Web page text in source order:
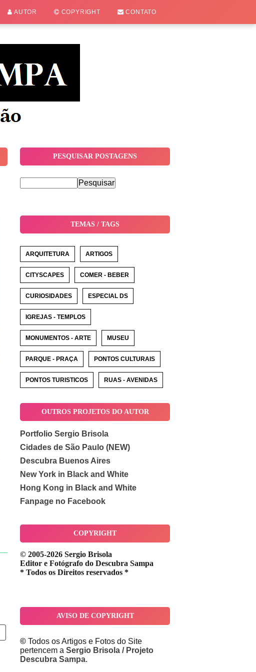
AUTOR COPYRIGHT CONTATO
PESQUISAR POSTAGENS
TEMAS / TAGS
ARQUITETURA ARTIGOS
CITYSCAPES COMER - BEBER
CURIOSIDADES ESPECIAL DS
IGREJAS - TEMPLOS
MONUMENTOS - ARTE MUSEU
PARQUE - PRAÇA PONTOS CULTURAIS
PONTOS TURISTICOS RUAS - AVENIDAS
OUTROS PROJETOS DO AUTOR
Portfolio Sergio Brisola
Cidades de São Paulo (NEW)
Descubra Buenos Aires
New York in Black and White
Hong Kong in Black and White
Fanpage no Facebook
COPYRIGHT
© 2005-2026 Sergio Brisola
Editor e Fotógrafo do Descubra Sampa
* Todos os Direitos reservados *
AVISO DE COPYRIGHT
© Todos os Artigos e Fotos do Site
pertencem a Sergio Brisola / Projeto
Descubra Sampa.